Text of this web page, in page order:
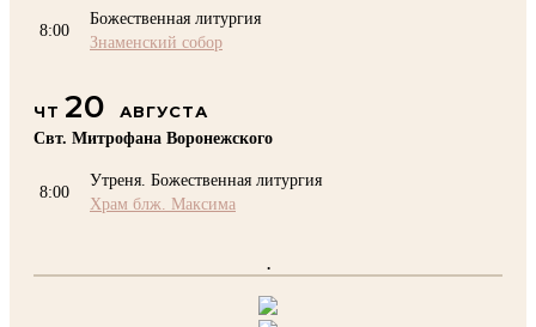
8:00
Божественная литургия
Знаменский собор
ЧТ 20
АВГУСТА
Свт. Митрофана Воронежского
8:00
Утреня. Божественная литургия
Храм блж. Максима
.